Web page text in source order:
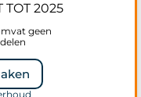
TOT 2025
geen